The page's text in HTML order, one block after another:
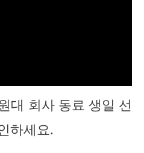
대 회사 동료 생일 선
하세요.